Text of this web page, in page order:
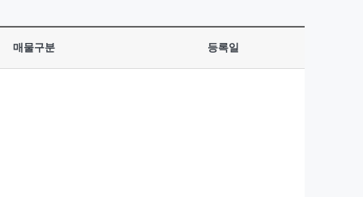
매물구분 등록일